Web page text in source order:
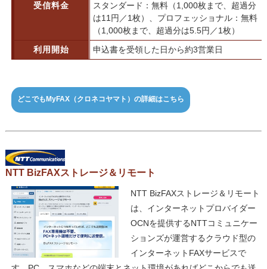
受信料金
スタンダード：無料（1,000枚まで、超過分
は11円／1枚）、プロフェッショナル：無料
（1,000枚まで、超過分は5.5円／1枚）
利用開始
申込書を受領した日から約3営業日
どこでもMyFAX（クロネコヤマト）の詳細はこちら
NTT BizFAXストレージ＆リモート
NTT BizFAXストレージ＆リモート
は、インターネットプロバイダー
OCNを提供するNTTコミュニケー
ションズが運営するクラウド型の
インターネットFAXサービスで